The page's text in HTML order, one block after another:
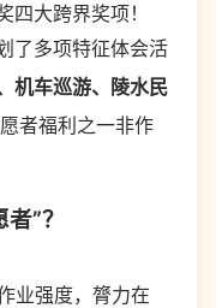
大跨界奖项！
了多项特征体会活
机车巡游、陵水民
者福利之一非作
”？
业强度，膂力在